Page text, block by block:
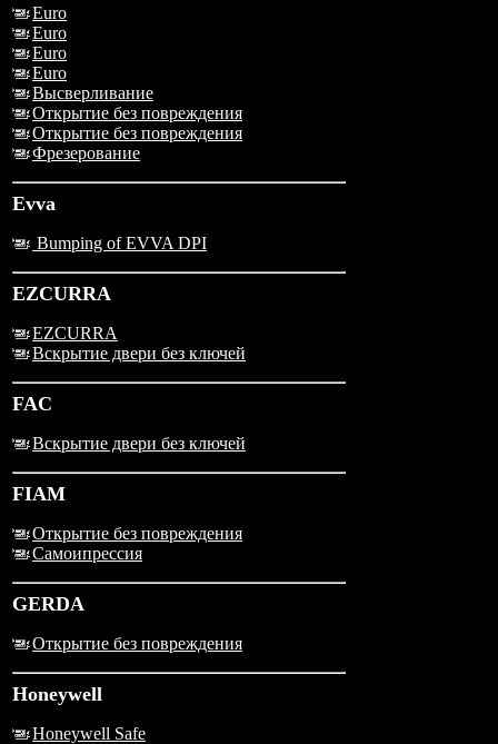
Euro
Euro
Euro
Euro
Высверливание
Открытие без повреждения
Открытие без повреждения
Фрезерование
Evva
Bumping of EVVA DPI
EZCURRA
EZCURRA
Вскрытие двери без ключей
FAC
Вскрытие двери без ключей
FIAM
Открытие без повреждения
Самоипрессия
GERDA
Открытие без повреждения
Honeywell
Honeywell Safe